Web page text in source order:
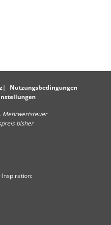
Nutzungsbedingungen
Mehrwertsteuer
bisher
Inspiration: